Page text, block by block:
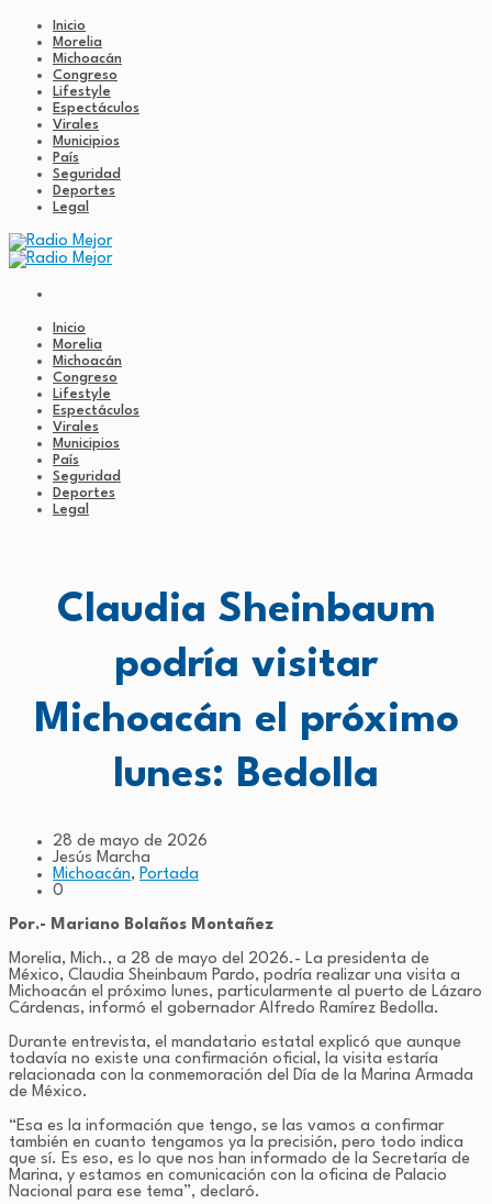
Inicio
Morelia
Michoacán
Congreso
Lifestyle
Espectáculos
Virales
Municipios
País
Seguridad
Deportes
Legal
Inicio
Morelia
Michoacán
Congreso
Lifestyle
Espectáculos
Virales
Municipios
País
Seguridad
Deportes
Legal
Claudia Sheinbaum
podría visitar
Michoacán el próximo
lunes: Bedolla
28 de mayo de 2026
Jesús Marcha
Michoacán, Portada
0
Por.- Mariano Bolaños Montañez
Morelia, Mich., a 28 de mayo del 2026.- La presidenta de
México, Claudia Sheinbaum Pardo, podría realizar una visita a
Michoacán el próximo lunes, particularmente al puerto de Lázaro
Cárdenas, informó el gobernador Alfredo Ramírez Bedolla.
Durante entrevista, el mandatario estatal explicó que aunque
todavía no existe una confirmación oficial, la visita estaría
relacionada con la conmemoración del Día de la Marina Armada
de México.
“Esa es la información que tengo, se las vamos a confirmar
también en cuanto tengamos ya la precisión, pero todo indica
que sí. Es eso, es lo que nos han informado de la Secretaría de
Marina, y estamos en comunicación con la oficina de Palacio
Nacional para ese tema”, declaró.